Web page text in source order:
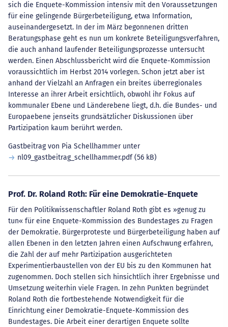
sich die Enquete-Kommission intensiv mit den Voraussetzungen
für eine gelingende Bürgerbeteiligung, etwa Information,
auseinandergesetzt. In der im März begonnenen dritten
Beratungsphase geht es nun um konkrete Beteiligungsverfahren,
die auch anhand laufender Beteiligungsprozesse untersucht
werden. Einen Abschlussbericht wird die Enquete-Kommission
voraussichtlich im Herbst 2014 vorlegen. Schon jetzt aber ist
anhand der Vielzahl an Anfragen ein breites überregionales
Interesse an ihrer Arbeit ersichtlich, obwohl ihr Fokus auf
kommunaler Ebene und Länderebene liegt, d.h. die Bundes- und
Europaebene jenseits grundsätzlicher Diskussionen über
Partizipation kaum berührt werden.
Gastbeitrag von Pia Schellhammer unter
nl09_gastbeitrag_schellhammer.pdf(56 kB)
Prof. Dr. Roland Roth: Für eine Demokratie-Enquete
Für den Politikwissenschaftler Roland Roth gibt es »genug zu
tun« für eine Enquete-Kommission des Bundestages zu Fragen
der Demokratie. Bürgerproteste und Bürgerbeteiligung haben auf
allen Ebenen in den letzten Jahren einen Aufschwung erfahren,
die Zahl der auf mehr Partizipation ausgerichteten
Experimentierbaustellen von der EU bis zu den Kommunen hat
zugenommen. Doch stellen sich hinsichtlich ihrer Ergebnisse und
Umsetzung weiterhin viele Fragen. In zehn Punkten begründet
Roland Roth die fortbestehende Notwendigkeit für die
Einrichtung einer Demokratie-Enquete-Kommission des
Bundestages. Die Arbeit einer derartigen Enquete sollte